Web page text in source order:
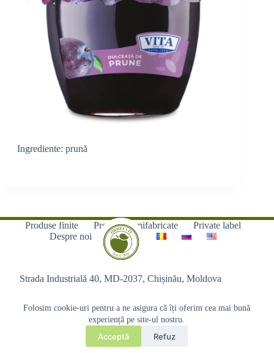
Folosim cookie-uri pentru a ne asigura că îți oferim cea mai bună
experiență pe site-ul nostru.
Acceptă Refuz
Ingrediente: prună
Produse finite Produse semifabricate
Private label
Despre noi
Contacte
Strada Industrială 40, MD-2037, Chișinău, Moldova